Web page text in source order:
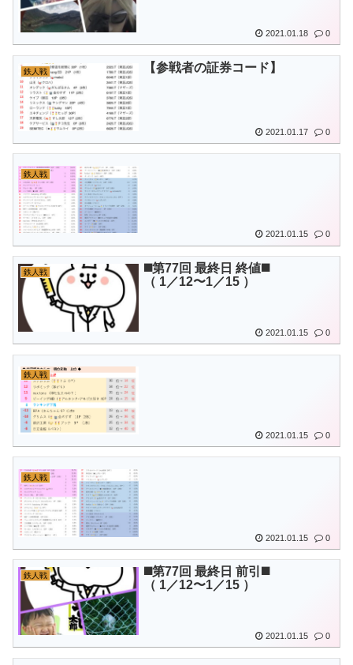
2021.01.18 0
鉄人戦 【参戦者の証券コード】
2021.01.17 0
鉄人戦
2021.01.15 0
鉄人戦
◼️第77回 最終日 終値◼️
（ 1／12〜1／15 ）
2021.01.15 0
鉄人戦
2021.01.15 0
鉄人戦
2021.01.15 0
鉄人戦
◼️第77回 最終日 前引◼️
（ 1／12〜1／15 ）
2021.01.15 0